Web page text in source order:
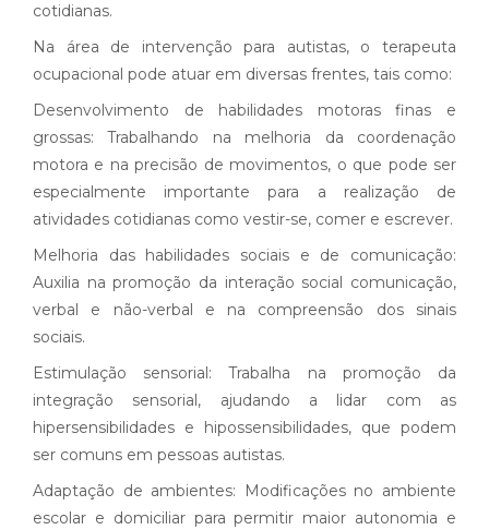
cotidianas.
Na área de intervenção para autistas, o terapeuta
ocupacional pode atuar em diversas frentes, tais como:
Desenvolvimento de habilidades motoras finas e
grossas: Trabalhando na melhoria da coordenação
motora e na precisão de movimentos, o que pode ser
especialmente importante para a realização de
atividades cotidianas como vestir-se, comer e escrever.
Melhoria das habilidades sociais e de comunicação:
Auxilia na promoção da interação social comunicação,
verbal e não-verbal e na compreensão dos sinais
sociais.
Estimulação sensorial: Trabalha na promoção da
integração sensorial, ajudando a lidar com as
hipersensibilidades e hipossensibilidades, que podem
ser comuns em pessoas autistas.
Adaptação de ambientes: Modificações no ambiente
escolar e domiciliar para permitir maior autonomia e